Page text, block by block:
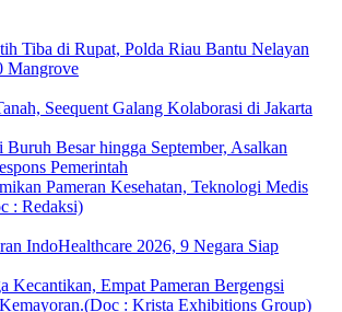
Tiba di Rupat, Polda Riau Bantu Nelayan
Mangrove
Seequent Galang Kolaborasi di Jakarta
Besar hingga September, Asalkan
Pemerintah
IndoHealthcare 2026, 9 Negara Siap